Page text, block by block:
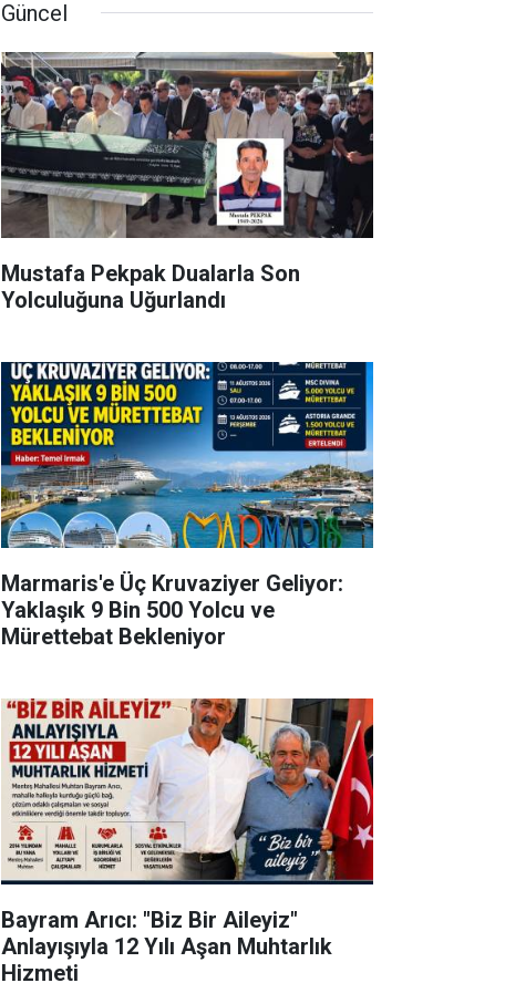
Güncel
Mustafa Pekpak Dualarla Son
Yolculuğuna Uğurlandı
Marmaris'e Üç Kruvaziyer Geliyor:
Yaklaşık 9 Bin 500 Yolcu ve
Mürettebat Bekleniyor
Bayram Arıcı: "Biz Bir Aileyiz"
Anlayışıyla 12 Yılı Aşan Muhtarlık
Hizmeti